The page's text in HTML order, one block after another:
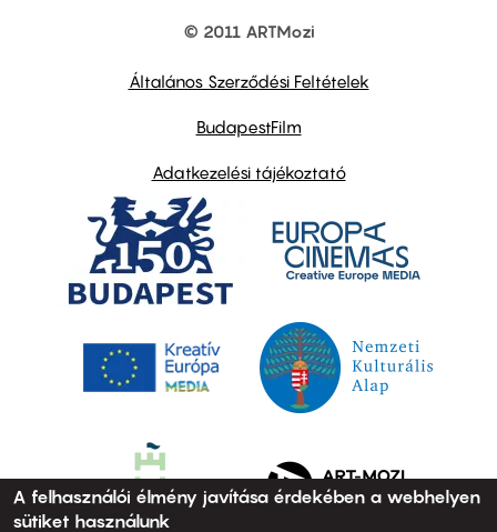
© 2011 ARTMozi
Általános Szerződési Feltételek
BudapestFilm
Adatkezelési tájékoztató
A felhasználói élmény javítása érdekében a webhelyen
sütiket használunk